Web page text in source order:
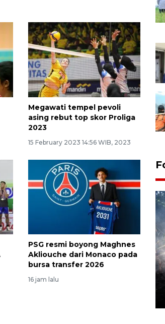
Megawati tempel pevoli
asing rebut top skor Proliga
2023
15 February 2023 14:56 WIB, 2023
PSG resmi boyong Maghnes
Akliouche dari Monaco pada
bursa transfer 2026
16 jam lalu
anggaran untuk bibit
arabika Gayo